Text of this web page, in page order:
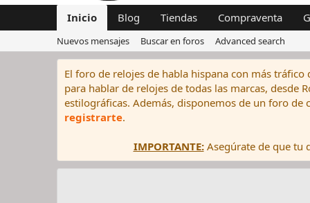
Inicio Blog Tiendas Compraventa
Nuevos mensajes Buscar en foros Advanced search
El foro de relojes de habla hispana con más
para hablar de relojes de todas las marcas, desde
estilográficas. Además, disponemos de un foro
registrarte.
IMPORTANTE:Asegúrate de que tu